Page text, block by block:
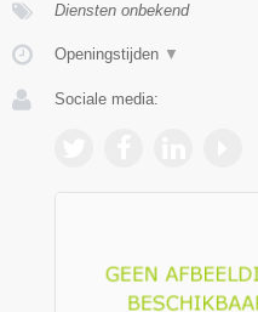
Diensten onbekend
Openingstijden ▼
Sociale media: